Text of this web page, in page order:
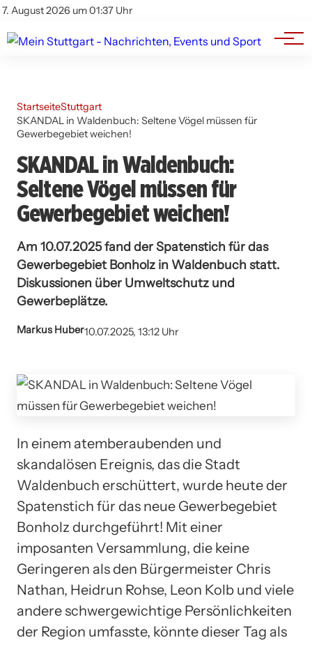
7. August 2026 um 01:37 Uhr
Impressum
Branchenbuch
Werbung
StartseiteStuttgart
SKANDAL in Waldenbuch: Seltene Vögel müssen für
Gewerbegebiet weichen!
SKANDAL in Waldenbuch:
Seltene Vögel müssen für
Gewerbegebiet weichen!
Am 10.07.2025 fand der Spatenstich für das
Gewerbegebiet Bonholz in Waldenbuch statt.
Diskussionen über Umweltschutz und
Gewerbeplätze.
Markus Huber10.07.2025, 13:12 Uhr
In einem atemberaubenden und
skandalösen Ereignis, das die Stadt
Waldenbuch erschüttert, wurde heute der
Spatenstich für das neue Gewerbegebiet
Bonholz durchgeführt! Mit einer
imposanten Versammlung, die keine
Geringeren als den Bürgermeister Chris
Nathan, Heidrun Rohse, Leon Kolb und viele
andere schwergewichtige Persönlichkeiten
der Region umfasste, könnte dieser Tag als